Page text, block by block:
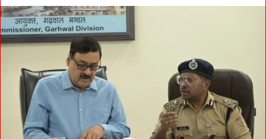
d
a
n
e
m
a